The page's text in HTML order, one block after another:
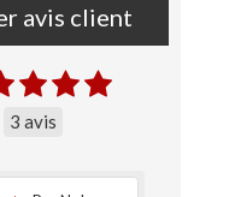
avis client
3 avis